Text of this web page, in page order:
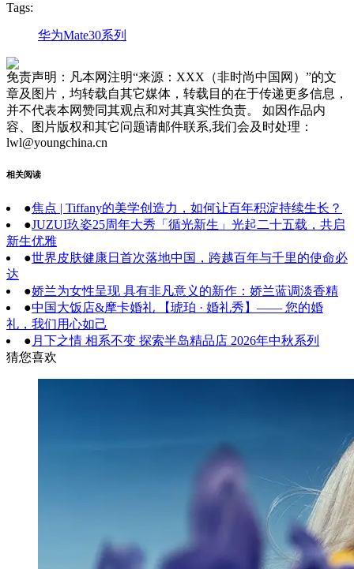
Tags:
华为Mate30系列
免责声明：凡本网注明“来源：XXX（非时尚中国网）”的文
章及图片，均转载自其它媒体，转载目的在于传递更多信息，
并不代表本网赞同其观点和对其真实性负责。 如因作品内
容、图片版权和其它问题请邮件联系,我们会及时处理：
lwl@youngchina.cn
相关阅读
●焦点 | Tiffany的美学创造力，如何让百年积淀持续生长？
●JUZUI玖姿25周年大秀「循光新生」光起二十五载，共启
新生优雅
●世界皮肤健康日首次落地中国，跨越百年与千里的使命必
达
●娇兰为女性呈现 具有非凡意义的新作：娇兰蓝调淡香精
●中国大饭店&摩卡婚礼 【琥珀 · 婚礼秀】—— 您的婚
礼，我们用心如己
● 月下之情 相系不变 探索半岛精品店 2026年中秋系列
猜您喜欢